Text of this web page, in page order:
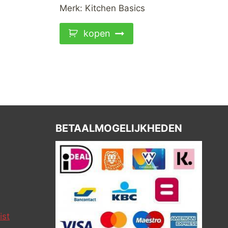
Merk: Kitchen Basics
kopen
BETAALMOGELIJKHEDEN